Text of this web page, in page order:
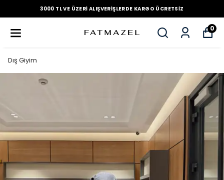
3000 TL VE ÜZERI ALIŞVERIŞLERDE KARGO ÜCRETSIZ
0
Dış Giyim